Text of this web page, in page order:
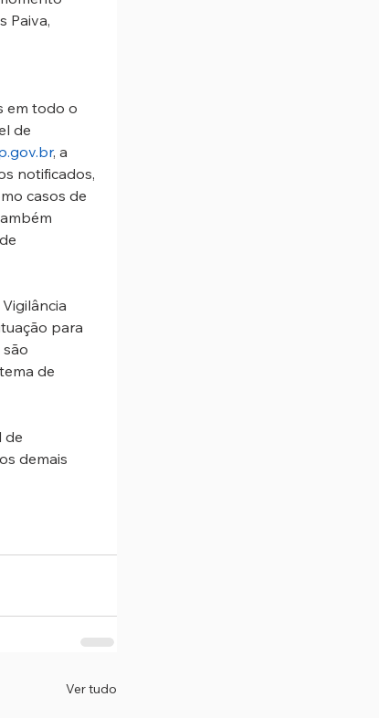
Paiva,
em todo o
de
, a
notificados,
casos de
para
de
de
demais
Ver tudo